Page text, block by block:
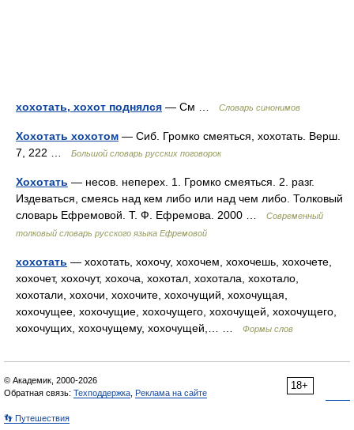
хохотать, хохот поднялся — См … Словарь синонимов
Хохотать хохотом — Сиб. Громко смеяться, хохотать. Верш.
7, 222 …
Большой словарь русских поговорок
Хохотать — несов. неперех. 1. Громко смеяться. 2. разг.
Издеваться, смеясь над кем либо или над чем либо. Толковый
словарь Ефремовой. Т. Ф. Ефремова. 2000 …
Современный
толковый словарь русского языка Ефремовой
хохотать — хохотать, хохочу, хохочем, хохочешь, хохочете,
хохочет, хохочут, хохоча, хохотал, хохотала, хохотало,
хохотали, хохочи, хохочите, хохочущий, хохочущая,
хохочущее, хохочущие, хохочущего, хохочущей, хохочущего,
хохочущих, хохочущему, хохочущей,… …
Формы слов
18+
© Академик, 2000-2026
Обратная связь: Техподдержка Реклама на сайте
👣 Путешествия